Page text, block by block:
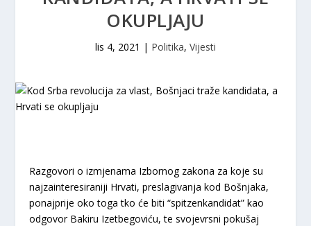
OKUPLJAJU
lis 4, 2021 | Politika, Vijesti
Razgovori o izmjenama Izbornog zakona za koje su
najzainteresiraniji Hrvati, preslagivanja kod Bošnjaka,
ponajprije oko toga tko će biti “spitzenkandidat” kao
odgovor Bakiru Izetbegoviću, te svojevrsni pokušaj